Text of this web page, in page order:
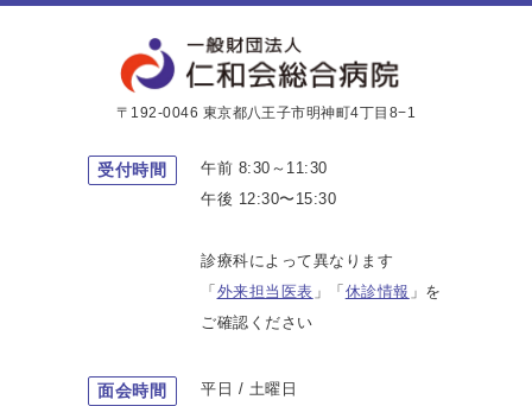
〒192-0046 東京都八王子市明神町4丁目8−1
受付時間
午前 8:30～11:30
午後 12:30〜15:30
診療科によって異なります
「 外来担当医表 」「 休診情報 」を
ご確認ください
面会時間
平日 / 土曜日